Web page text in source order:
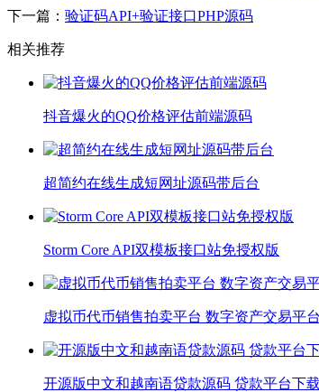
下一篇： 验证码API+验证接口PHP源码
相关推荐
抖音爆火的QQ价格评估前端源码
超简约在线生成短网址源码带后台
Storm Core API双模板接口站免授权版
虚拟币代币销售拍卖平台 数字资产交易平
开源版中文和越南语贷款源码 贷款平台下